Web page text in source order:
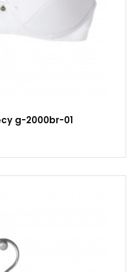
g-2000br-01